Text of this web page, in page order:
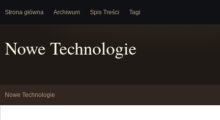
Strona główna Archiwum Spis Treści Tagi
Nowe Technologie
Nowe Technologie